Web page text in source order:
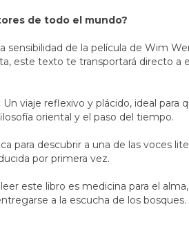
de todo el mundo?
sensibilidad de la película de Wim
este texto te transportará directo a
Un viaje reflexivo y plácido, ideal para
oriental y el paso del tiempo.
para descubrir a una de las voces
por primera vez.
este libro es medicina para el
a la escucha de los bosques.